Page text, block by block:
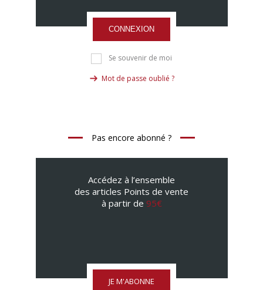
CONNEXION
Se souvenir de moi
Mot de passe oublié ?
Pas encore abonné ?
Accédez à l’ensemble
des articles Points de vente
à partir de 95€
JE M'ABONNE